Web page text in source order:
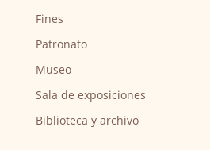
Fines
Patronato
Museo
Sala de exposiciones
Biblioteca y archivo